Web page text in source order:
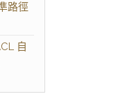
路徑
自